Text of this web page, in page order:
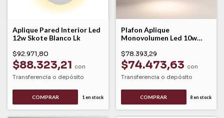
Aplique Pared Interior Led
12w Skote Blanco Lk
$92.971,80
$88.323,21 con
Transferencia o depósito
1 en stock
Plafon Aplique
Monovolumen Led 10w
$78.393,29
$74.473,63 con
Transferencia o depósito
8en stock